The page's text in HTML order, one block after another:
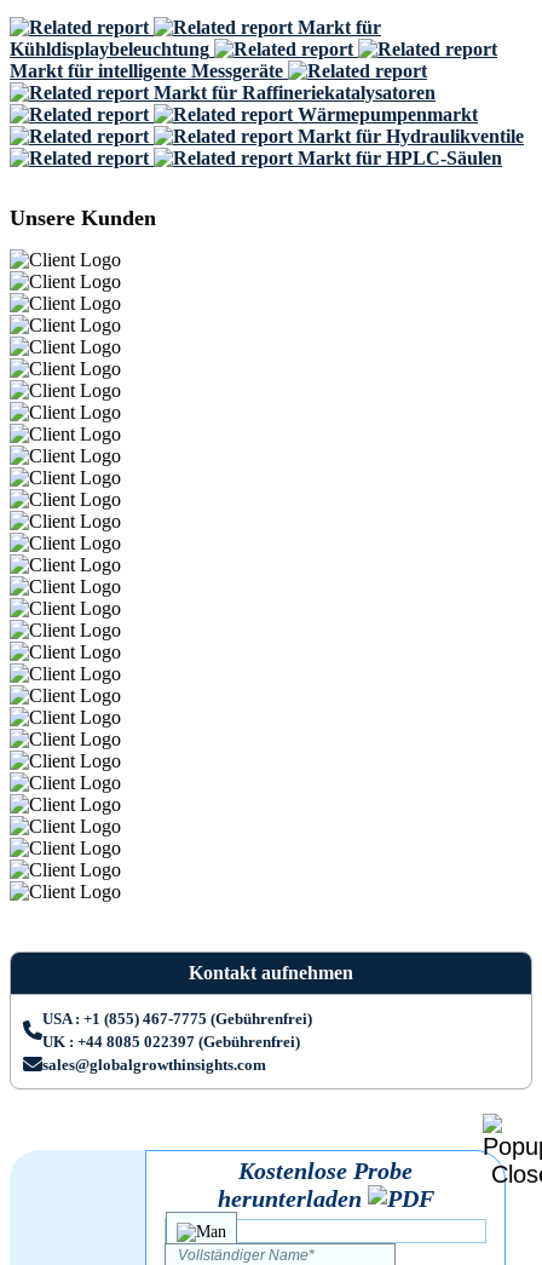
Markt für
Kühldisplaybeleuchtung
Markt für intelligente Messgeräte
Markt für Raffineriekatalysatoren
Wärmepumpenmarkt
Markt für Hydraulikventile
Markt für HPLC-Säulen
Unsere Kunden
Kontakt aufnehmen
USA : +1 (855) 467-7775 (Gebührenfrei)
UK : +44 8085 022397 (Gebührenfrei)
sales@globalgrowthinsights.com
Kostenlose Probe
herunterladen